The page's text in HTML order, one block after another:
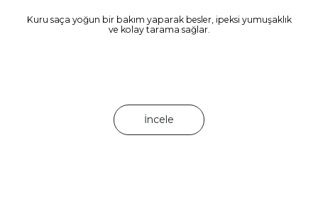
Kuru saça yoğun bir bakım yaparak besler, ipeksi yumuşaklık
ve kolay tarama sağlar.
İncele